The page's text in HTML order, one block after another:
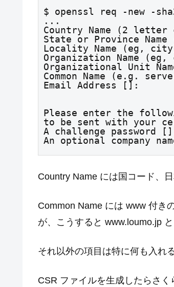
$ openssl req -new -
...
Country Name (2 letter
State or Province
Locality Name (eg,
Organization Name
Organizational Unit
Common Name (e.g.
Email Address []:
Please enter the
to be sent with your
A challenge password
An optional company
Country Name には国コード、
Common Name には www 付き
が、こうすると www.loumo.jp
それ以外の項目は特に何も入れ
CSR ファイルを生成したらさく